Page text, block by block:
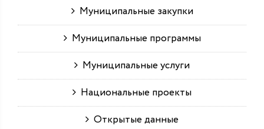
Муниципальные закупки
Муниципальные программы
Муниципальные услуги
Национальные проекты
Открытые данные